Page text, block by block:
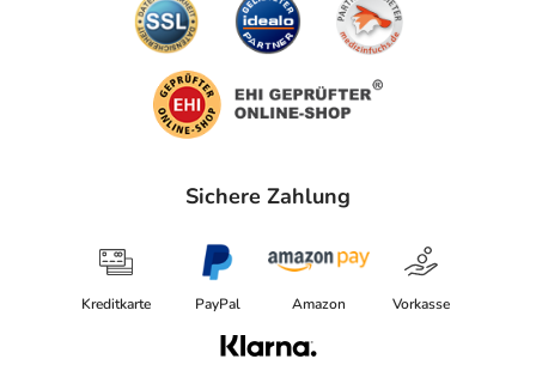
Sichere Zahlung
Kreditkarte PayPal Amazon Vorkasse